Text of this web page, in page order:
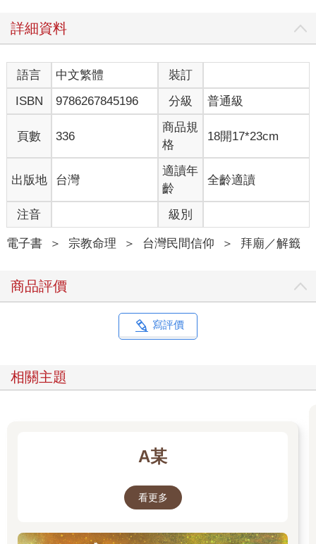
問題是：蔡家目前在拜的神主牌裡，有四位並沒有在除戶裡，分
去。
「好，蔡先生，多出來的這四位，你知道是誰嗎？」我問蔡先
生。
「這……王老師，這四位我不知道是誰耶。」蔡先生搖搖頭。
「不知道是誰，那為什麼會把他們寫進去呢？」我繼續問。
蔡先生說：「我也不知道，當初這個神主牌，是從我們堂哥那邊
抄過來的，那邊寫怎樣，我們就直接抄過來。」
「嗯，我知道了，大部分的人都是這樣做──從其他長輩那邊的神
主牌直接抄過來，而沒想過如果那邊的是錯的，這邊也會跟著抄
錯，於是錯的神主牌又傳給下一代，下一代就跟著繼續錯下去。
錯誤的神主牌就這樣傳了下去，而沒人知道當中錯誤的循環。」
我繼續說，「蔡先生，你不是有處理過一次神主牌嗎？當時沒發
牌裡面的資料重新再寫一次，沒有像這樣先申請除戶然後再核
對。」
「只有重寫的話，其實不算是處理，因為沒先找到錯誤的地方就
重寫進去，還是一樣跟著錯！沒關係，這回我就一次幫你解
你爸爸的弟弟、妹妹，依輩分你要稱這二位叔叔及姑姑，這二位
「好，既然你不知道，就一定沒有處理過，既然這樣，就要請示
我們已經確定，蔡家有缺第一代的祖先、多出四位不該拜的祖
婚後死亡的蔡女士，一個是你爸爸的第一任太太──安娜。」
我指著核對表問蔡先生說：「第五代有一位蔡女士離婚後死亡，
位離婚死亡的蔡女士是你大哥的女兒，也就是你的姪女，對
詳細資料
語言 中文繁體
裝訂
ISBN
9786267845196 分級 普通級
頁數 336
商品規
格
18開17*23cm
出版地 台灣
適讀年
齡
全齡適讀
注音 級別
電子書 ＞ 宗教命理 ＞ 台灣民間信仰 ＞ 拜廟／解籤
商品評價
寫評價
相關主題
A某
看更多